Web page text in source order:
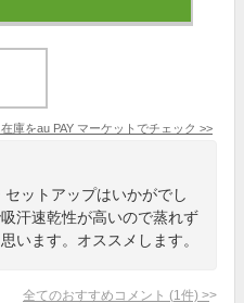
庫をau PAY マーケット でチェック >>
ットアップはいかがでし
汗速乾性が高いので蒸れず
います。オススメします。
全てのおすすめコメント (1 件) >